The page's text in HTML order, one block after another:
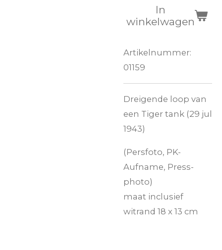
In
winkelwagen
Artikelnummer:
01159
Dreigende loop van
een Tiger tank (29 jul
1943)
(Persfoto, PK-
Aufname, Press-
photo)
maat inclusief
witrand 18 x 13 cm